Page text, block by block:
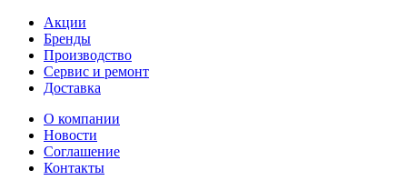
Акции
Бренды
Производство
Сервис и ремонт
Доставка
О компании
Новости
Соглашение
Контакты